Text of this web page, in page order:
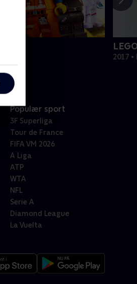
2017
Populær sport
3F Superliga
Tour de France
FIFA VM 2026
A Liga
ATP
WTA
NFL
Serie A
Diamond League
La Vuelta